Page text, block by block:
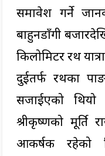
समावेश गर्ने
बाहुनडाँगी
किलोमिटर रथ
दुईतर्फ रथका
सजाईएको
श्रीकृष्णको मूर्ति
आकर्षक रहेको